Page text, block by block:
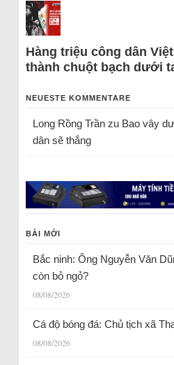
Hàng triệu công dân
thành chuột bạch dưới
NEUESTE KOMMENTARE
Long Rồng Trầnzu Bao vây
dân sẽ thắng
BÀI MỚI
Bắc ninh: Ông Nguyễn Văn
còn bỏ ngỏ?
08/08/2026
Cá độ bóng đá: Chủ tịch xã
08/08/2026